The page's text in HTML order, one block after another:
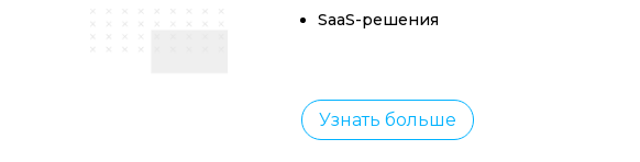
SaaS-решения
Узнать больше